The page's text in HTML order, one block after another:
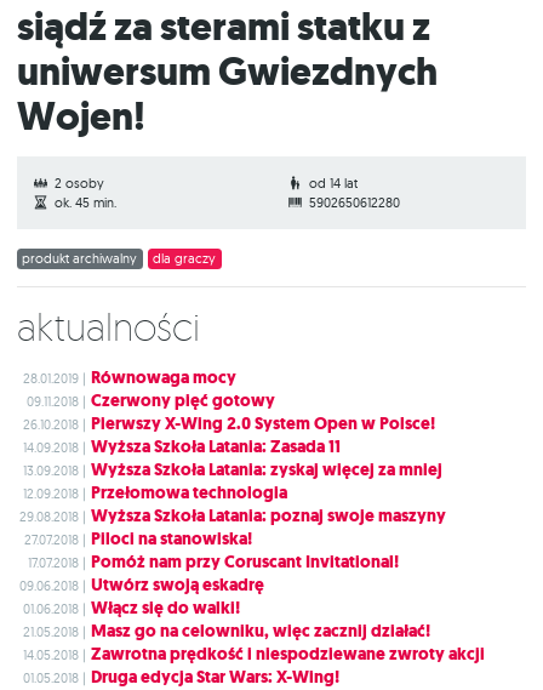
Siądź za sterami statku z
uniwersum Gwiezdnych
Wojen!
2 osoby
od 14 lat
ok. 45 min.
5902650612280
produkt archiwalny dla graczy
Aktualności
28.01.2019 | Równowaga mocy
09.11.2018 | Czerwony pięć gotowy
26.10.2018 | Pierwszy X-Wing 2.0 System Open w Polsce!
14.09.2018 | Wyższa Szkoła Latania: Zasada 11
13.09.2018 | Wyższa Szkoła Latania: zyskaj więcej za mniej
12.09.2018 | Przełomowa technologia
29.08.2018 | Wyższa Szkoła Latania: poznaj swoje maszyny
27.07.2018 | Piloci na stanowiska!
17.07.2018 | Pomóż nam przy Coruscant Invitational!
09.06.2018 | Utwórz swoją eskadrę
01.06.2018 | Włącz się do walki!
21.05.2018 | Masz go na celowniku, więc zacznij działać!
14.05.2018 | Zawrotna prędkość i niespodziewane zwroty akcji
01.05.2018 | Druga edycja Star Wars: X-Wing!